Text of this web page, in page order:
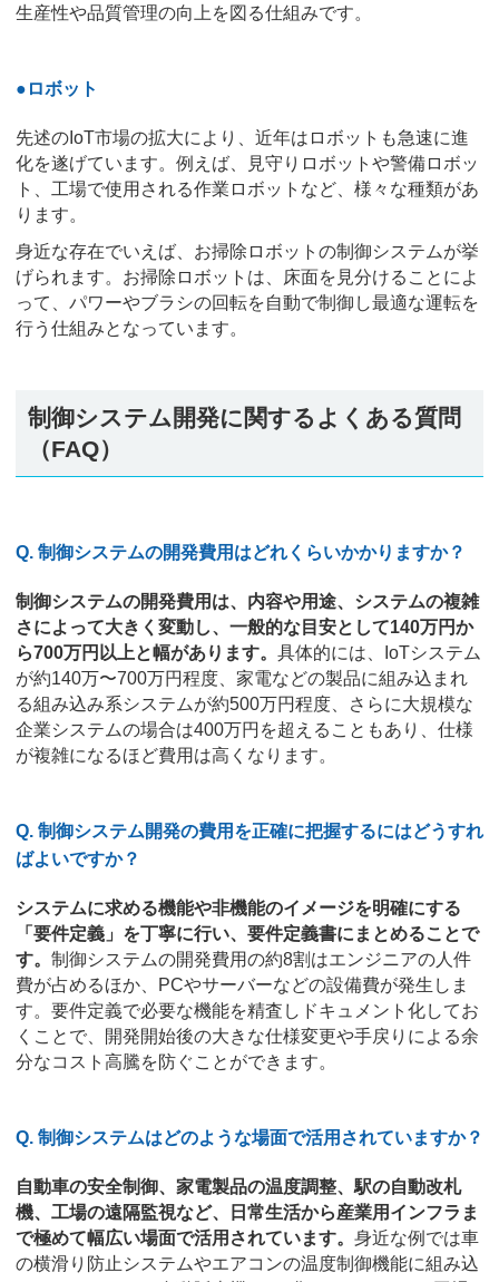
生産性や品質管理の向上を図る仕組みです。
●ロボット
先述のIoT市場の拡大により、近年はロボットも急速に進
化を遂げています。例えば、見守りロボットや警備ロボッ
ト、工場で使用される作業ロボットなど、様々な種類があ
ります。
身近な存在でいえば、お掃除ロボットの制御システムが挙
げられます。お掃除ロボットは、床面を見分けることによ
って、パワーやブラシの回転を自動で制御し最適な運転を
行う仕組みとなっています。
制御システム開発に関するよくある質問
（FAQ）
Q. 制御システムの開発費用はどれくらいかかりますか？
制御システムの開発費用は、内容や用途、システムの複雑
さによって大きく変動し、一般的な目安として140万円か
ら700万円以上と幅があります。 具体的には、IoTシステム
が約140万〜700万円程度、家電などの製品に組み込まれ
る組み込み系システムが約500万円程度、さらに大規模な
企業システムの場合は400万円を超えることもあり、仕様
が複雑になるほど費用は高くなります。
Q. 制御システム開発の費用を正確に把握するにはどうすれ
ばよいですか？
システムに求める機能や非機能のイメージを明確にする
「要件定義」を丁寧に行い、要件定義書にまとめることで
す。 制御システムの開発費用の約8割はエンジニアの人件
費が占めるほか、PCやサーバーなどの設備費が発生しま
す。要件定義で必要な機能を精査しドキュメント化してお
くことで、開発開始後の大きな仕様変更や手戻りによる余
分なコスト高騰を防ぐことができます。
Q. 制御システムはどのような場面で活用されていますか？
自動車の安全制御、家電製品の温度調整、駅の自動改札
機、工場の遠隔監視など、日常生活から産業用インフラま
で極めて幅広い場面で活用されています。 身近な例では車
の横滑り防止システムやエアコンの温度制御機能に組み込